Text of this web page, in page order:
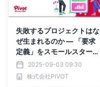
失敗するプロジェクトはな
ぜ生まれるのか ― 「要求
定義」をスモールスタート
で始める戦略的アプローチ
解説資料を9月2日公開
2025-09-03 09:30
株式会社PIVOT